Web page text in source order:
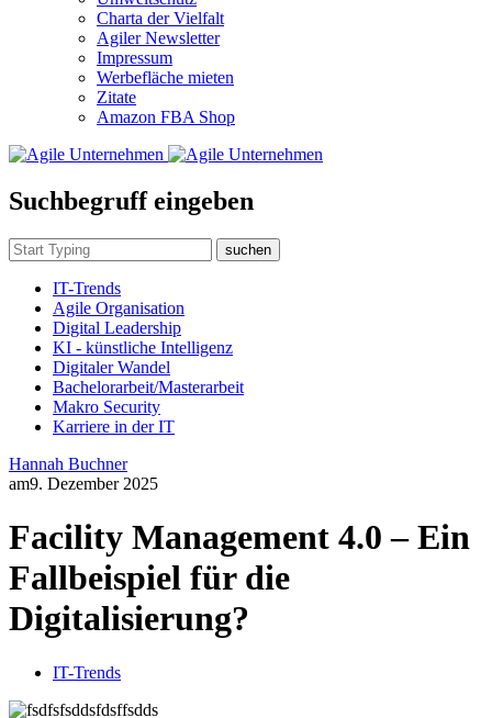
Charta der Vielfalt
Agiler Newsletter
Impressum
Werbefläche mieten
Zitate
Amazon FBA Shop
Suchbegruff eingeben
suchen
IT-Trends
Agile Organisation
Digital Leadership
KI - künstliche Intelligenz
Digitaler Wandel
Bachelorarbeit/Masterarbeit
Makro Security
Karriere in der IT
Hannah Buchner
am9. Dezember 2025
Facility Management 4.0 – Ein
Fallbeispiel für die
Digitalisierung?
IT-Trends